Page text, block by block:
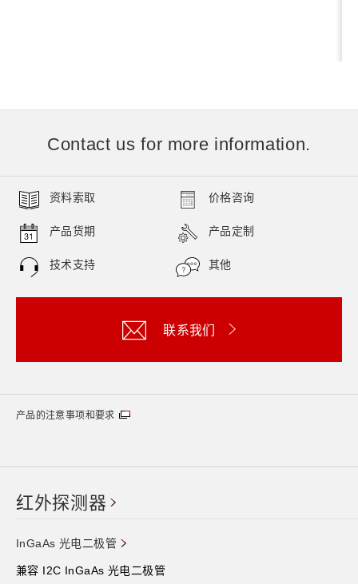
Contact us for more information.
资料索取 价格咨询
产品货期 产品定制
技术支持 其他
联系我们
产品的注意事项和要求
红外探测器
InGaAs 光电二极管
兼容 I2C InGaAs 光电二极管